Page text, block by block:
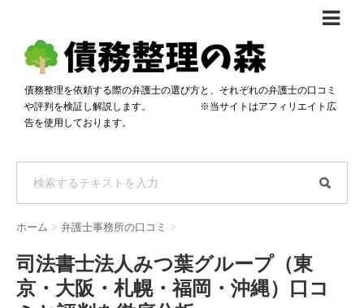
債務整理体験談
おすすめ
料金比較
自己破産・個人再生料金比較
過払い金料金比較
専門家の選び方
料金で選ぶ
着手金無料で選ぶ
女性専門で選ぶ
匿名借金相談
債務整理を依頼する際の弁護士の選び方と、それぞれの弁護士の口コミ
や評判を検証し解説します。 ※当サイトはアフィリエイト広
告を使用しております。
ホーム > 弁護士事務所の口コミ >
司法書士法人みつ葉グループ（東
京・大阪・札幌・福岡・沖縄）口コ